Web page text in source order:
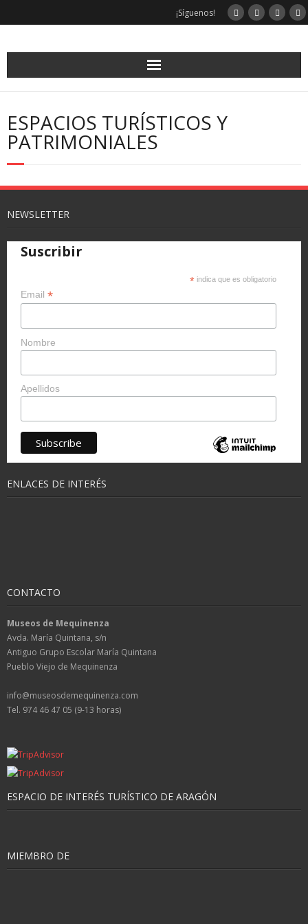
¡Síguenos!
ESPACIOS TURÍSTICOS Y
PATRIMONIALES
NEWSLETTER
Suscribir
* indica que es obligatorio
Email *
Nombre
Apellidos
ENLACES DE INTERÉS
CONTACTO
Museos de Mequinenza
Avda. María Quintana, s/n
Antiguo Grupo Escolar María Quintana
Pueblo Viejo de Mequinenza
info@museosdemequinenza.com
Tel. 974 46 47 05 (9-13 horas)
ESPACIO DE INTERÉS TURÍSTICO DE ARAGÓN
MIEMBRO DE